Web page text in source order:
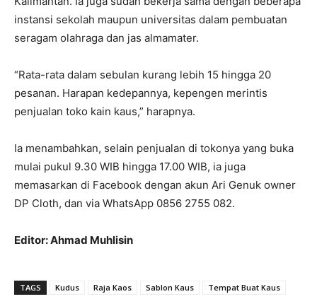
instansi sekolah maupun universitas dalam pembuatan
seragam olahraga dan jas almamater.
“Rata-rata dalam sebulan kurang lebih 15 hingga 20
pesanan. Harapan kedepannya, kepengen merintis
penjualan toko kain kaus,” harapnya.
Ia menambahkan, selain penjualan di tokonya yang buka
mulai pukul 9.30 WIB hingga 17.00 WIB, ia juga
memasarkan di Facebook dengan akun Ari Genuk owner
DP Cloth, dan via WhatsApp 0856 2755 082.
Editor: Ahmad Muhlisin
TAGS Kudus Raja Kaos Sablon Kaus Tempat Buat Kaus